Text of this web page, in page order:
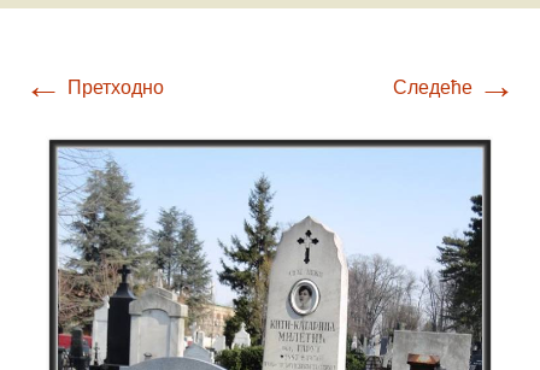
← Претходно Следеће →